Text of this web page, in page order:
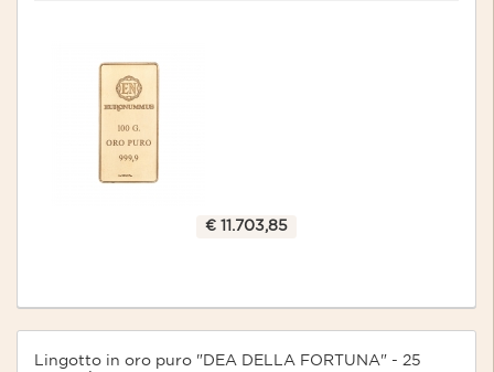
€ 11.703,85
Lingotto in oro puro "DEA DELLA FORTUNA" - 25